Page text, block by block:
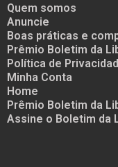
Quem somos
Anuncie
Boas práticas e
Prêmio Boletim da
Política de
Minha Conta
Home
Prêmio Boletim da
Assine o Boletim da